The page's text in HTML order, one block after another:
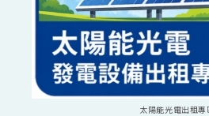
太陽能光電出租專